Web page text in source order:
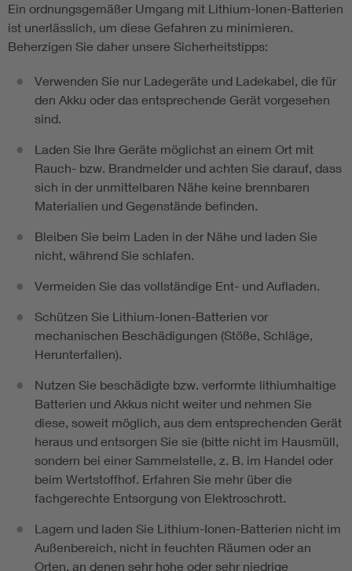
Ein ordnungsgemäßer Umgang mit Lithium-Ionen-Batterien
ist unerlässlich, um diese Gefahren zu minimieren.
Beherzigen Sie daher unsere Sicherheitstipps:
Verwenden Sie nur Ladegeräte und Ladekabel, die für
den Akku oder das entsprechende Gerät vorgesehen
sind.
Laden Sie Ihre Geräte möglichst an einem Ort mit
Rauch- bzw. Brandmelder und achten Sie darauf, dass
sich in der unmittelbaren Nähe keine brennbaren
Materialien und Gegenstände befinden.
Bleiben Sie beim Laden in der Nähe und laden Sie
nicht, während Sie schlafen.
Vermeiden Sie das vollständige Ent- und Aufladen.
Schützen Sie Lithium-Ionen-Batterien vor
mechanischen Beschädigungen (Stöße, Schläge,
Herunterfallen).
Nutzen Sie beschädigte bzw. verformte lithiumhaltige
Batterien und Akkus nicht weiter und nehmen Sie
diese, soweit möglich, aus dem entsprechenden Gerät
heraus und entsorgen Sie sie (bitte nicht im Hausmüll,
sondern bei einer Sammelstelle, z. B. im Handel oder
beim Wertstoffhof. Erfahren Sie mehr über die
fachgerechte Entsorgung von Elektroschrott.
Lagern und laden Sie Lithium-Ionen-Batterien nicht im
⁠Außenbereich⁠, nicht in feuchten Räumen oder an
Orten, an denen sehr hohe oder sehr niedrige